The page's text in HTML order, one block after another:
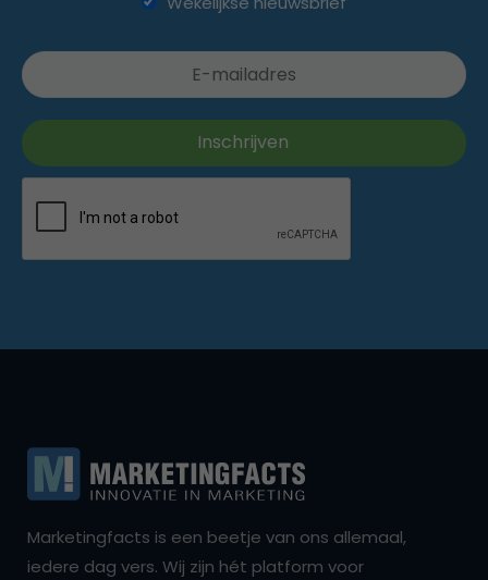
Marketingfacts is een beetje van ons allemaal,
iedere dag vers. Wij zijn hét platform voor